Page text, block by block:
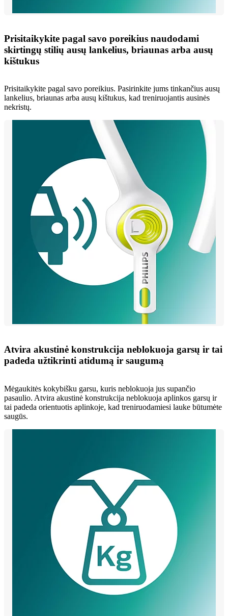
Prisitaikykite pagal savo poreikius naudodami
skirtingų stilių ausų lankelius, briaunas arba ausų
kištukus
Prisitaikykite pagal savo poreikius. Pasirinkite jums tinkančius ausų
lankelius, briaunas arba ausų kištukus, kad treniruojantis ausinės
nekristų.
Atvira akustinė konstrukcija neblokuoja garsų ir tai
padeda užtikrinti atidumą ir saugumą
Mėgaukitės kokybišku garsu, kuris neblokuoja jus supančio
pasaulio. Atvira akustinė konstrukcija neblokuoja aplinkos garsų ir
tai padeda orientuotis aplinkoje, kad treniruodamiesi lauke būtumėte
saugūs.